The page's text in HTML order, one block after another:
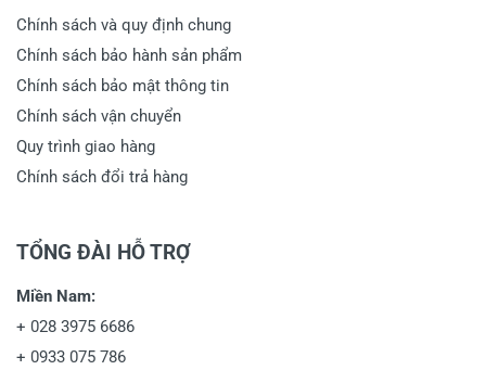
Chính sách và quy định chung
Chính sách bảo hành sản phẩm
Chính sách bảo mật thông tin
Chính sách vận chuyển
Quy trình giao hàng
Chính sách đổi trả hàng
TỔNG ĐÀI HỖ TRỢ
Miền Nam:
+ 028 3975 6686
+ 0933 075 786